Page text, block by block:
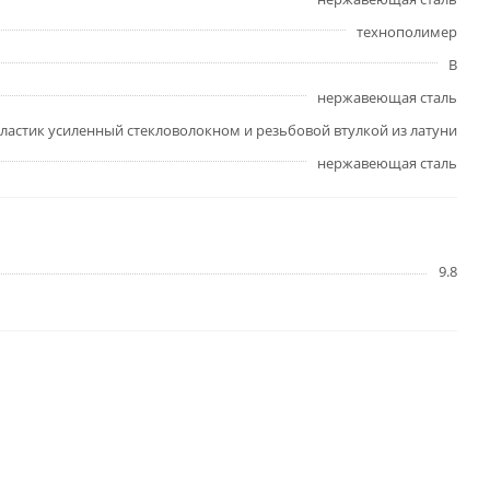
технополимер
В
нержавеющая сталь
усиленный стекловолокном и резьбовой втулкой из латуни
нержавеющая сталь
9.8